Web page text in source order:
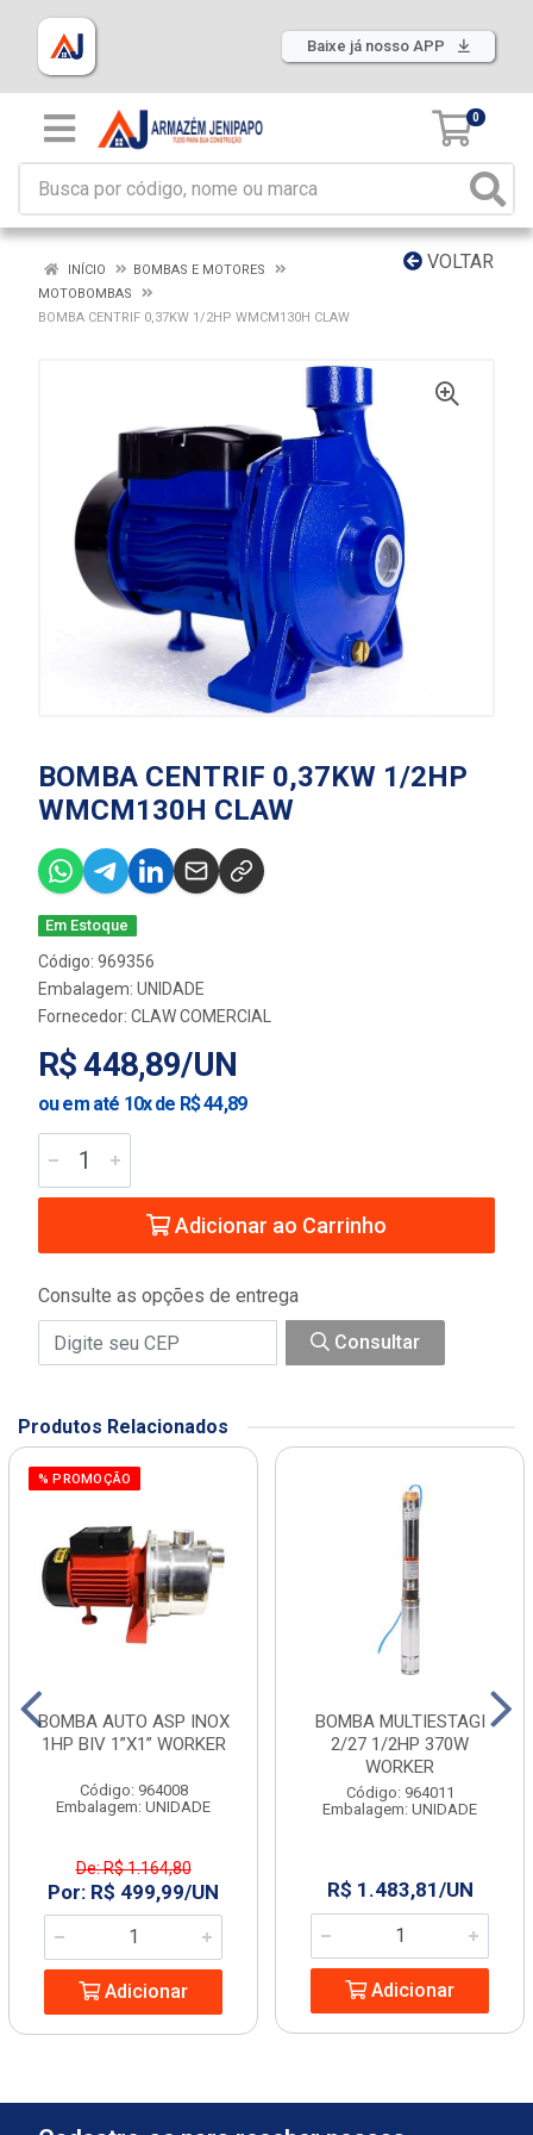
Baixe já nosso APP
0
VOLTAR
INÍCIO
BOMBAS E MOTORES
MOTOBOMBAS
BOMBA CENTRIF 0,37KW 1/2HP WMCM130H CLAW
BOMBA CENTRIF 0,37KW 1/2HP
WMCM130H CLAW
Em Estoque
Código: 969356
Embalagem: UNIDADE
Fornecedor: CLAW COMERCIAL
R$ 448,89/UN
ou em até 10x de R$ 44,89
Adicionar ao Carrinho
Consulte as opções de entrega
Consultar
Produtos Relacionados
% PROMOÇÃO
BOMBA AUTO ASP INOX
1HP BIV 1”X1” WORKER
Código: 964008
Embalagem: UNIDADE
De: R$ 1.164,80
Por: R$ 499,99/UN
Adicionar
BOMBA MULTIESTAGI
2/27 1/2HP 370W
WORKER
Código: 964011
Embalagem: UNIDADE
R$ 1.483,81/UN
Adicionar